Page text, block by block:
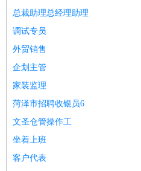
总裁助理总经理助理
调试专员
外贸销售
企划主管
家装监理
菏泽市招聘收银员6
文圣仓管操作工
坐着上班
客户代表